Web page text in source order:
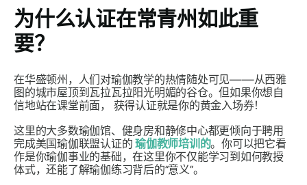
为什么认证在常青州如此重
要？
在华盛顿州，人们对瑜伽教学的热情随处可见——从西雅
图的城市屋顶到瓦拉瓦拉阳光明媚的谷仓。但如果你想自
信地站在课堂前面，
获得认证就是你的黄金入场券！
这里的大多数瑜伽馆、健身房和静修中心都更倾向于聘用
完成美国瑜伽联盟认证的瑜伽教师培训的。你可以把它看
作是你瑜伽事业的基础，在这里你不仅能学习到如何教授
体式，还能了解瑜伽练习背后的“意义”。